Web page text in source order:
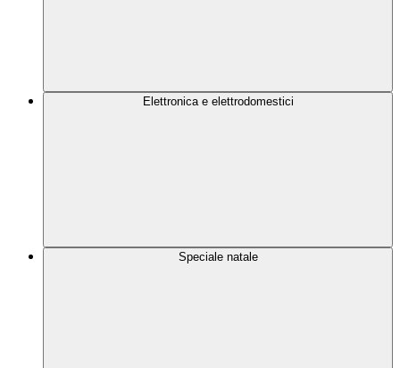
Elettronica e elettrodomestici
Speciale natale